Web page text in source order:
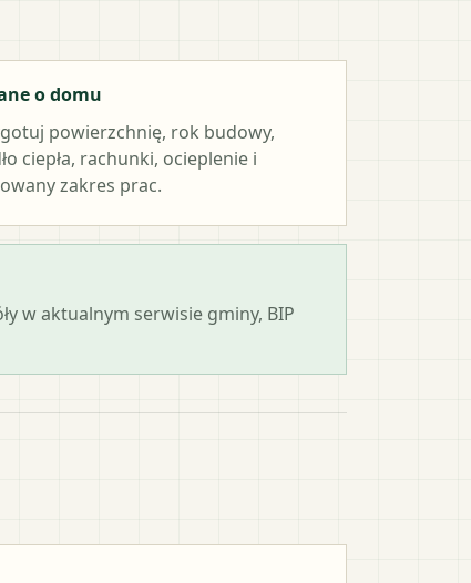
o domu
powierzchnię, rok budowy,
ciepła, rachunki, ocieplenie i
zakres prac.
w aktualnym serwisie gminy, BIP